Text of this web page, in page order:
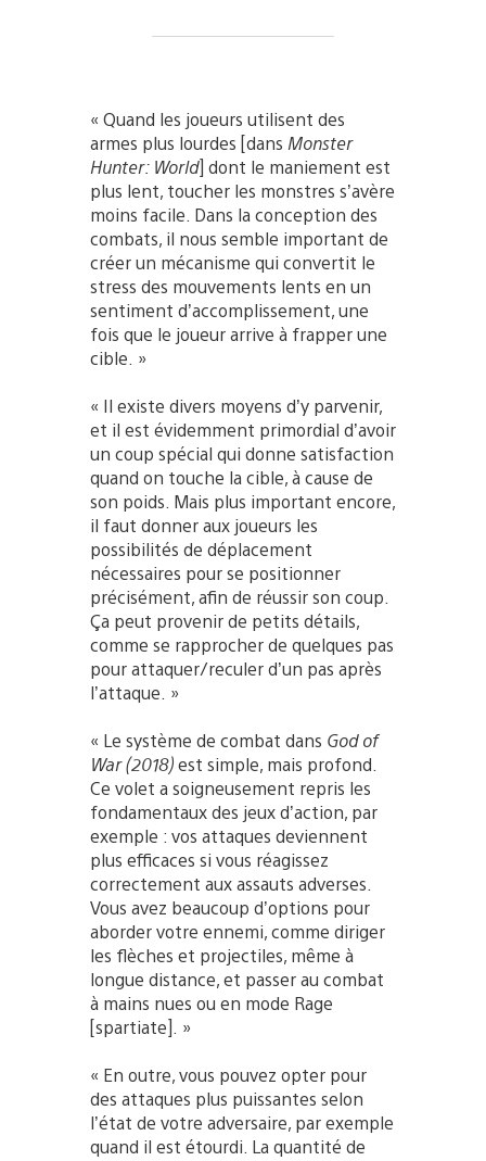
« Quand les joueurs utilisent des
armes plus lourdes [dans Monster
Hunter: World] dont le maniement est
plus lent, toucher les monstres s’avère
moins facile. Dans la conception des
combats, il nous semble important de
créer un mécanisme qui convertit le
stress des mouvements lents en un
sentiment d’accomplissement, une
fois que le joueur arrive à frapper une
cible. »
« Il existe divers moyens d’y parvenir,
et il est évidemment primordial d’avoir
un coup spécial qui donne satisfaction
quand on touche la cible, à cause de
son poids. Mais plus important encore,
il faut donner aux joueurs les
possibilités de déplacement
nécessaires pour se positionner
précisément, afin de réussir son coup.
Ça peut provenir de petits détails,
comme se rapprocher de quelques pas
pour attaquer/reculer d’un pas après
l’attaque. »
« Le système de combat dans God of
War (2018)est simple, mais profond.
Ce volet a soigneusement repris les
fondamentaux des jeux d’action, par
exemple : vos attaques deviennent
plus efficaces si vous réagissez
correctement aux assauts adverses.
Vous avez beaucoup d’options pour
aborder votre ennemi, comme diriger
les flèches et projectiles, même à
longue distance, et passer au combat
à mains nues ou en mode Rage
[spartiate]. »
« En outre, vous pouvez opter pour
des attaques plus puissantes selon
l’état de votre adversaire, par exemple
quand il est étourdi. La quantité de